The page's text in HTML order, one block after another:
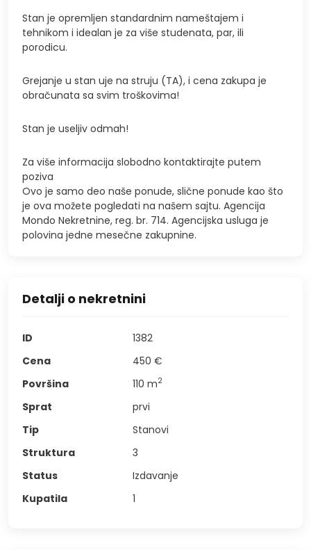
Stan je opremljen standardnim nameštajem i
tehnikom i idealan je za više studenata, par, ili
porodicu.
Grejanje u stan uje na struju (TA), i cena zakupa je
obračunata sa svim troškovima!
Stan je useljiv odmah!
Za više informacija slobodno kontaktirajte putem
poziva
Ovo je samo deo naše ponude, slične ponude kao što
je ova možete pogledati na našem sajtu. Agencija
Mondo Nekretnine, reg. br. 714. Agencijska usluga je
polovina jedne mesečne zakupnine.
Detalji o nekretnini
ID
1382
Cena
450 €
Površina
110 m2
Sprat
prvi
Tip
Stanovi
Struktura
3
Status
Izdavanje
Kupatila
1